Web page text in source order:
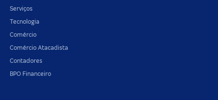
Serviços
Tecnologia
Comércio
Comércio Atacadista
Contadores
BPO Financeiro